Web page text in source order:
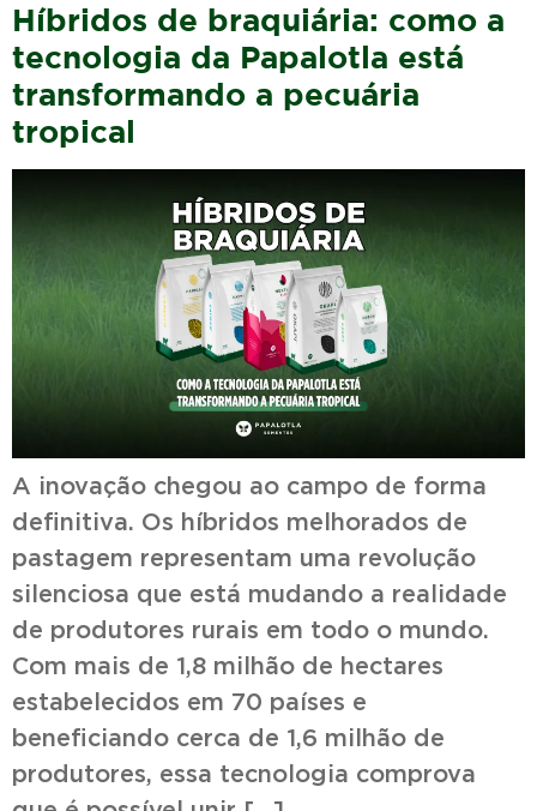
Híbridos de braquiária: como a
tecnologia da Papalotla está
transformando a pecuária
tropical
A inovação chegou ao campo de forma
definitiva. Os híbridos melhorados de
pastagem representam uma revolução
silenciosa que está mudando a realidade
de produtores rurais em todo o mundo.
Com mais de 1,8 milhão de hectares
estabelecidos em 70 países e
beneficiando cerca de 1,6 milhão de
produtores, essa tecnologia comprova